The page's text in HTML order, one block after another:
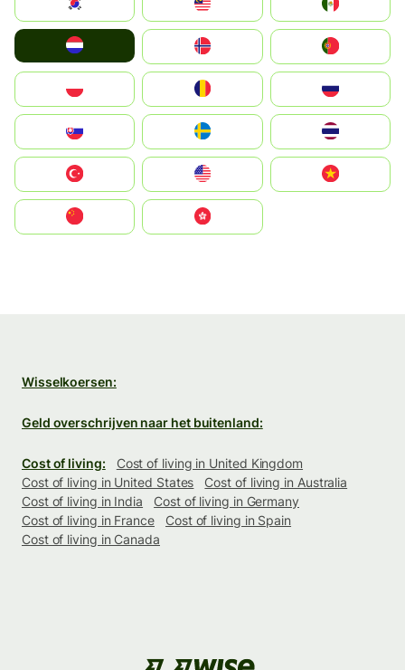
South Korea
United States
中國香港特別行政區
Wisselkoersen:
Geld overschrijven naar het buitenland:
Cost of living:
Cost of living in United Kingdom
Cost of living in United States
Cost of living in Australia
Cost of living in India
Cost of living in Germany
Cost of living in France
Cost of living in Spain
Cost of living in Canada